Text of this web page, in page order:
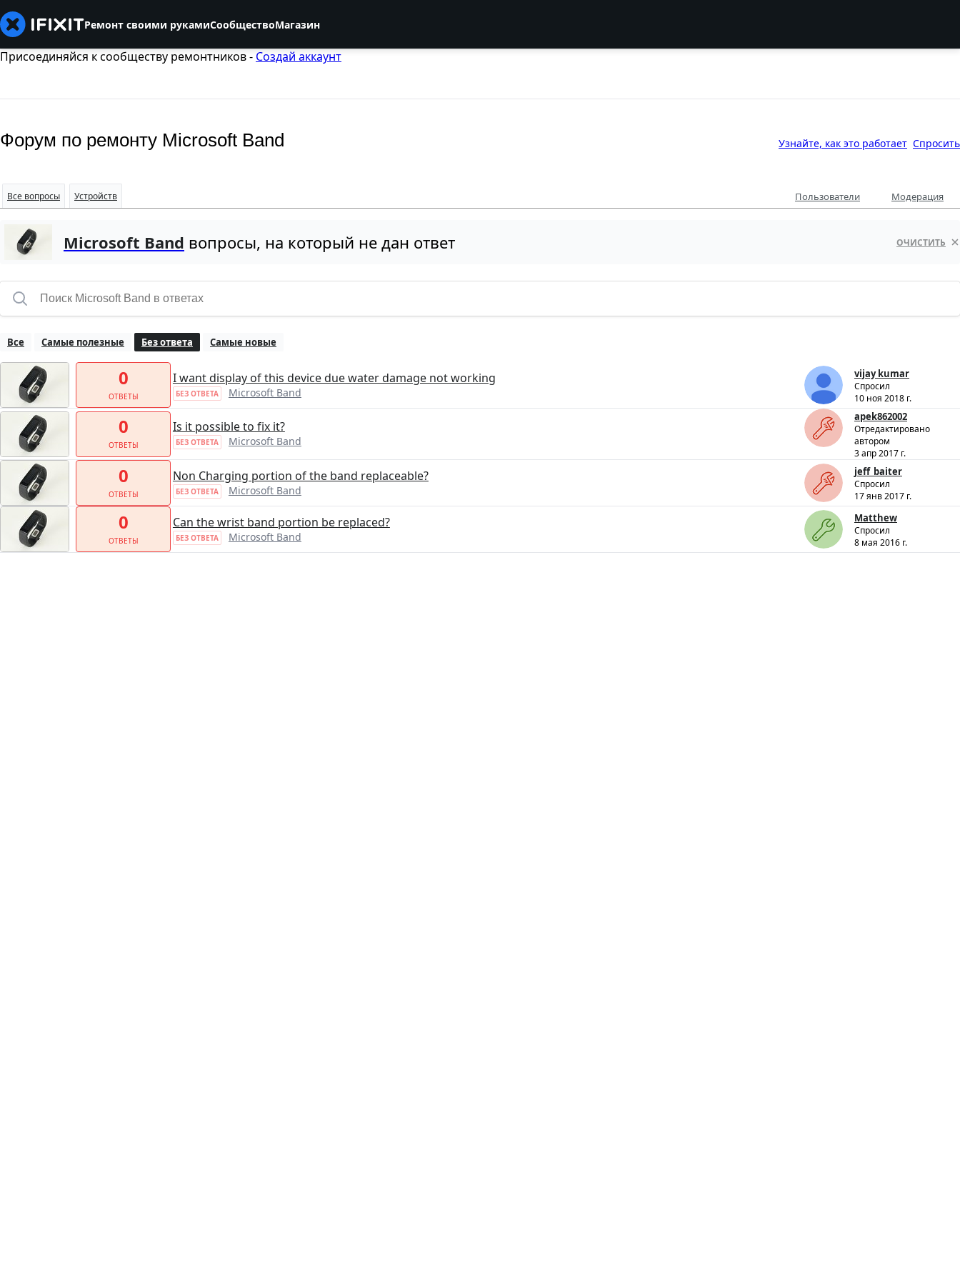
Ремонт своими рукамиСообществоМагазин
Присоединяйся к сообществу ремонтников - Создай аккаунт
Форум по ремонту Microsoft Band Узнайте, как это работает Спросить
Все вопросы Устройств Пользователи Модерация
Microsoft Band вопросы, на который не дан ответ ОЧИСТИТЬ
Все Самые полезные Без ответа Самые новые
0
ОТВЕТЫ
I want display of this device due water damage not working
БЕЗ ОТВЕТА Microsoft Band
vijay kumar
Спросил
10 ноя 2018 г.
0
ОТВЕТЫ
Is it possible to fix it?
БЕЗ ОТВЕТА Microsoft Band
apek862002
Отредактировано
автором
3 апр 2017 г.
0
ОТВЕТЫ
Non Charging portion of the band replaceable?
БЕЗ ОТВЕТА Microsoft Band
jeff_baiter
Спросил
17 янв 2017 г.
0
ОТВЕТЫ
Can the wrist band portion be replaced?
БЕЗ ОТВЕТА Microsoft Band
Matthew
Спросил
8 мая 2016 г.